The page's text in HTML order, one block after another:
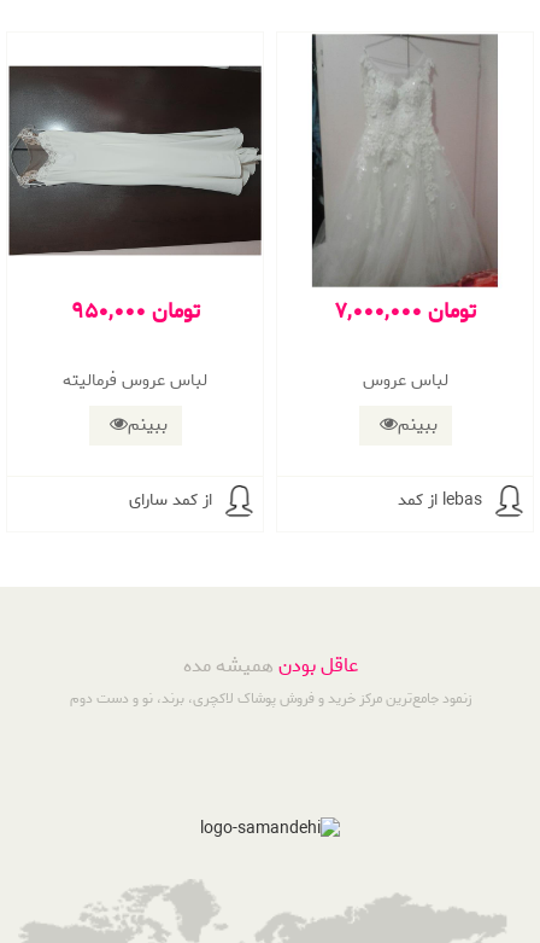
7,000,000 تومان
لباس عروس
ببینم
از کمد lebas
950,000 تومان
لباس عروس فرمالیته
ببینم
از کمد سارای
عاقل بودنهمیشه مده
زنمود جامع‌ترین مرکز خرید و فروش پوشاک لاکچری، برند، نو و دست دوم